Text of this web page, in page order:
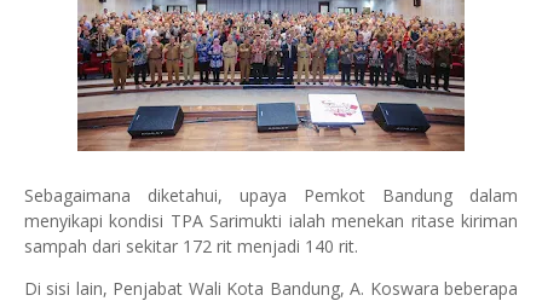
Sebagaimana diketahui, upaya Pemkot Bandung dalam
menyikapi kondisi TPA Sarimukti ialah menekan ritase kiriman
sampah dari sekitar 172 rit menjadi 140 rit.
Di sisi lain, Penjabat Wali Kota Bandung, A. Koswara beberapa